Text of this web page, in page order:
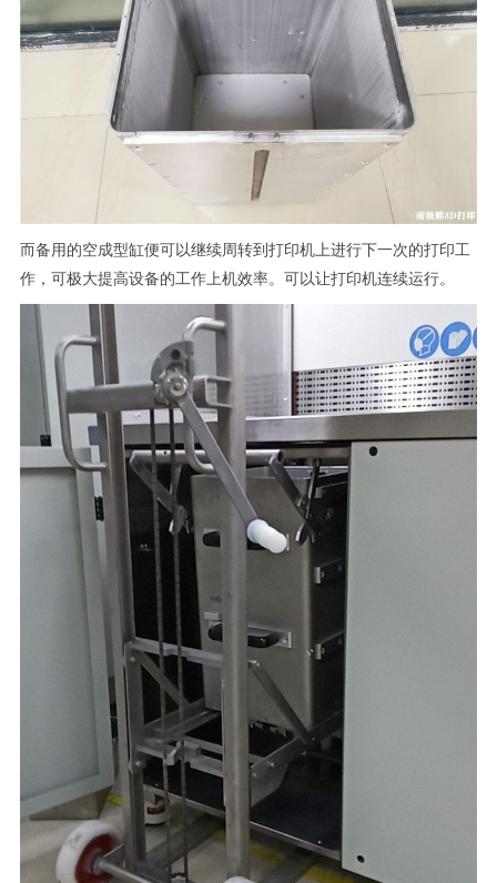
而备用的空成型缸便可以继续周转到打印机上进行下一次的打印工
作，可极大提高设备的工作上机效率。可以让打印机连续运行。